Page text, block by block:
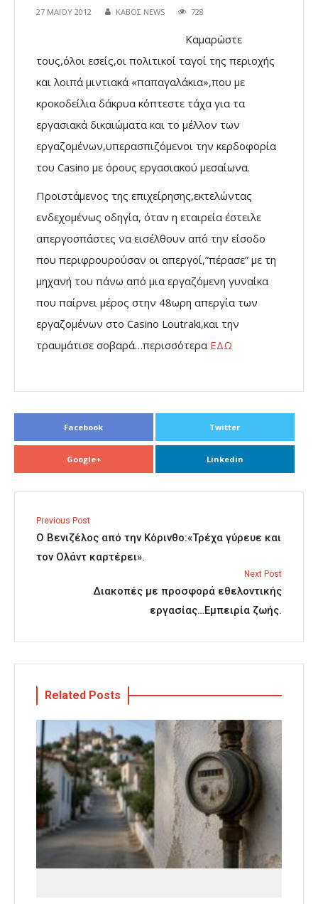
27 ΜΑΪ́ΟΥ 2012 ΚΑΒΟΣ NEWS 728
Καμαρώστε
τους,όλοι εσείς,οι πολιτικοί ταγοί της περιοχής
και λοιπά μιντιακά «παπαγαλάκια»,που με
κροκοδείλια δάκρυα κόπτεστε τάχα για τα
εργασιακά δικαιώματα και το μέλλον των
εργαζομένων,υπερασπιζόμενοι την κερδοφορία
του Casino με όρους εργασιακού μεσαίωνα.
Προϊστάμενος της επιχείρησης,εκτελώντας
ενδεχομένως οδηγία, όταν η εταιρεία έστειλε
απεργοσπάστες να εισέλθουν από την είσοδο
που περιφρουρούσαν οι απεργοί,”πέρασε” με τη
μηχανή του πάνω από μια εργαζόμενη γυναίκα
που παίρνει μέρος στην 48ωρη απεργία των
εργαζομένων στο Casino Loutraki,και την
τραυμάτισε σοβαρά…περισσότερα ΕΔΩ
Facebook Twitter
Google+ Linkedin
Previous Post
Ο Βενιζέλος από την Κόρινθο:«Τρέχα γύρευε και
τον Ολάντ καρτέρει».
Next Post
Διακοπές με προσφορά εθελοντικής
εργασίας…Εμπειρία ζωής.
Related Posts